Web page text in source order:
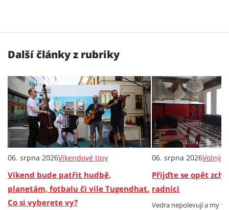
Další články z rubriky
06. srpna 2026Víkendové tipy
Víkend bude patřit hudbě,
planetám, fotbalu či vile Tugendhat.
Co si vyberete vy?
06. srpna 2026Volný
Přijďte se opět
radnici
Vedra nepolevují a my